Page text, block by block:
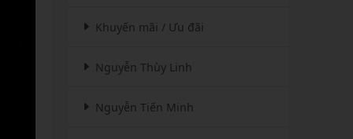
Khuyến mãi / Ưu đãi
Nguyễn Thùy Linh
Nguyễn Tiến Minh